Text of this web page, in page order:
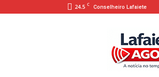
24.5 C Conselheiro Lafaiete